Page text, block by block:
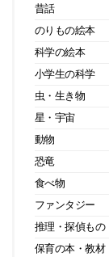
昔話
のりもの絵本
科学の絵本
小学生の科学
虫・生き物
星・宇宙
動物
恐竜
食べ物
ファンタジー
推理・探偵もの
保育の本・教材